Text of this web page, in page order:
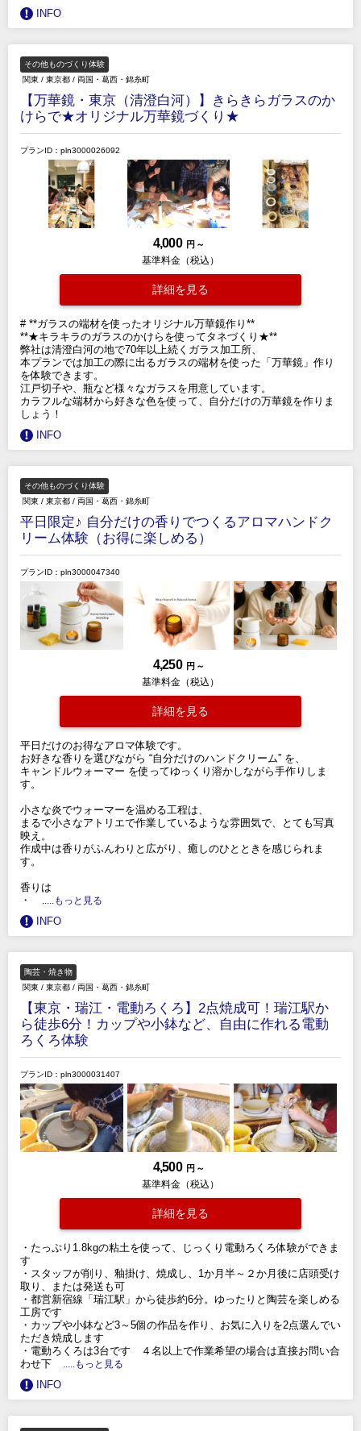
INFO
その他ものづくり体験
関東 / 東京都 / 両国・葛西・錦糸町
【万華鏡・東京（清澄白河）】きらきらガラスのか
けらで★オリジナル万華鏡づくり★
プランID：pln3000026092
4,000 円 ～
基準料金（税込）
詳細を見る
# **ガラスの端材を使ったオリジナル万華鏡作り**
**★キラキラのガラスのかけらを使ってタネづくり★**
弊社は清澄白河の地で70年以上続くガラス加工所、
本プランでは加工の際に出るガラスの端材を使った「万華鏡」作り
を体験できます。
江戸切子や、瓶など様々なガラスを用意しています。
カラフルな端材から好きな色を使って、自分だけの万華鏡を作りま
しょう！
INFO
その他ものづくり体験
関東 / 東京都 / 両国・葛西・錦糸町
平日限定♪ 自分だけの香りでつくるアロマハンドク
リーム体験（お得に楽しめる）
プランID：pln3000047340
4,250 円 ～
基準料金（税込）
詳細を見る
平日だけのお得なアロマ体験です。
お好きな香りを選びながら “自分だけのハンドクリーム” を、
キャンドルウォーマー を使ってゆっくり溶かしながら手作りしま
す。
小さな炎でウォーマーを温める工程は、
まるで小さなアトリエで作業しているような雰囲気で、とても写真
映え。
作成中は香りがふんわりと広がり、癒しのひとときを感じられま
す。
香りは
・
.....もっと見る
INFO
陶芸・焼き物
関東 / 東京都 / 両国・葛西・錦糸町
【東京・瑞江・電動ろくろ】2点焼成可！瑞江駅か
ら徒歩6分！カップや小鉢など、自由に作れる電動
ろくろ体験
プランID：pln3000031407
4,500 円 ～
基準料金（税込）
詳細を見る
・たっぷり1.8kgの粘土を使って、じっくり電動ろくろ体験ができま
す
・スタッフが削り、釉掛け、焼成し、1か月半～２か月後に店頭受け
取り、または発送も可
・都営新宿線「瑞江駅」から徒歩約6分。ゆったりと陶芸を楽しめる
工房です
・カップや小鉢など3～5個の作品を作り、お気に入りを2点選んでい
ただき焼成します
・電動ろくろは3台です ４名以上で作業希望の場合は直接お問い合
わせ下
.....もっと見る
INFO